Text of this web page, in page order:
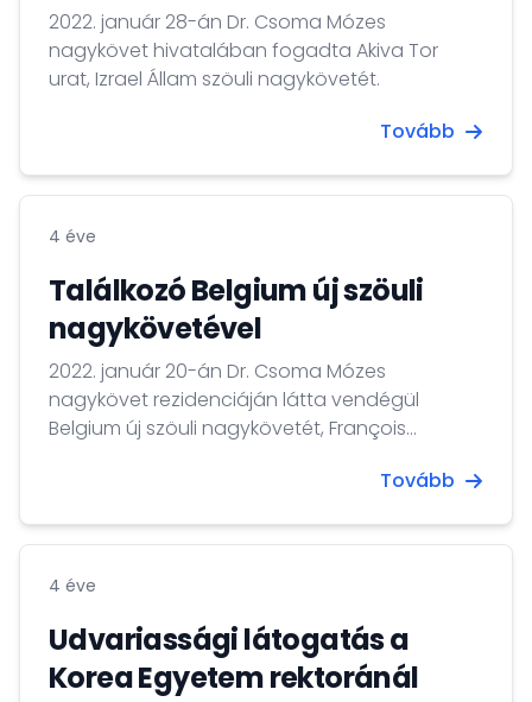
2022. január 28-án Dr. Csoma Mózes
nagykövet hivatalában fogadta Akiva Tor
urat, Izrael Állam szöuli nagykövetét.
Tovább
4 éve
Találkozó Belgium új szöuli
nagykövetével
2022. január 20-án Dr. Csoma Mózes
nagykövet rezidenciáján látta vendégül
Belgium új szöuli nagykövetét, François
Tovább
4 éve
Udvariassági látogatás a
Korea Egyetem rektoránál